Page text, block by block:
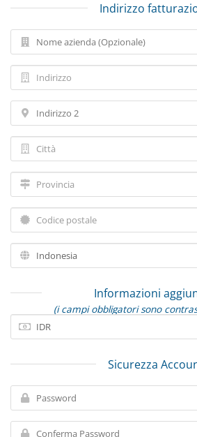
Indirizzo
Informazioni
(i campi obbligatori sono
Sicurezza